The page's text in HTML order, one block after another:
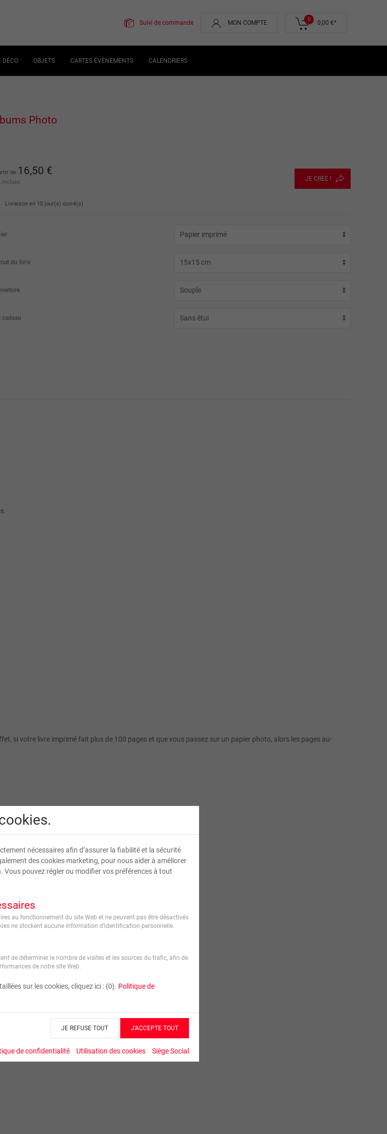
nécessaires afin d’assurer la fiabilité et la sécurité
des cookies marketing, pour nous aider à améliorer
Vous pouvez régler ou modifier vos préférences à tout
au fonctionnement du site Web et ne peuvent pas être désactivés
ne stockent aucune information d’identification personnelle.
de déterminer le nombre de visites et les sources du trafic, afin de
de notre site Web.
sur les cookies, cliquez ici : {0}. Politique de
JE REFUSE TOUT J’ACCEPTE TOUT
de confidentialité Utilisation des cookies Siège Social
Suivi de commande MON COMPTE
0
0,00 €*
DÉCO OBJETS CARTES ÉVÈNEMENTS CALENDRIERS
Photo
de 16,50 €
incluse JE CRÉE !
Livraison en 10 jour(s) ouvré(s)
du livre
cadeau
si votre livre imprimé fait plus de 100 pages et que vous passez sur un papier photo, alors les pages au-